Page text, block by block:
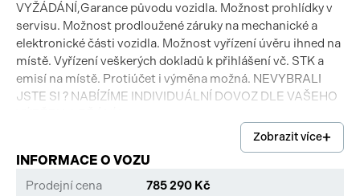
VYŽÁDÁNÍ,Garance původu vozidla. Možnost prohlídky v
servisu. Možnost prodloužené záruky na mechanické a
elektronické části vozidla. Možnost vyřízení úvěru ihned na
místě. Vyřízení veškerých dokladů k přihlášení vč. STK a
emisí na místě. Protiúčet i výměna možná. NEVYBRALI
JSTE SI ? NABÍZÍME INDIVIDUÁLNÍ DOVOZ DLE VAŠEHO
Zobrazit více
INFORMACE O VOZU
Prodejní cena 785 290 Kč